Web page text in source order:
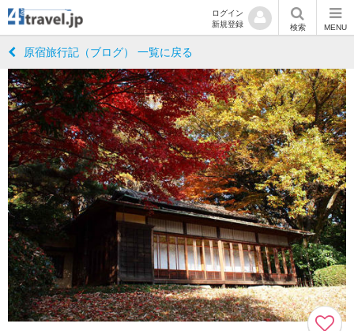
ログイン
新規登録
検索 MENU
原宿旅行記（ブログ） 一覧に戻る